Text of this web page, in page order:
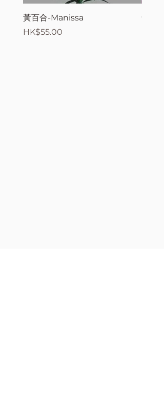
黃百合-Manissa
價格
HK$55.00
母親